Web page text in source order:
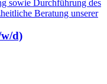
sowie Durchführung des
Beratung unserer
d)